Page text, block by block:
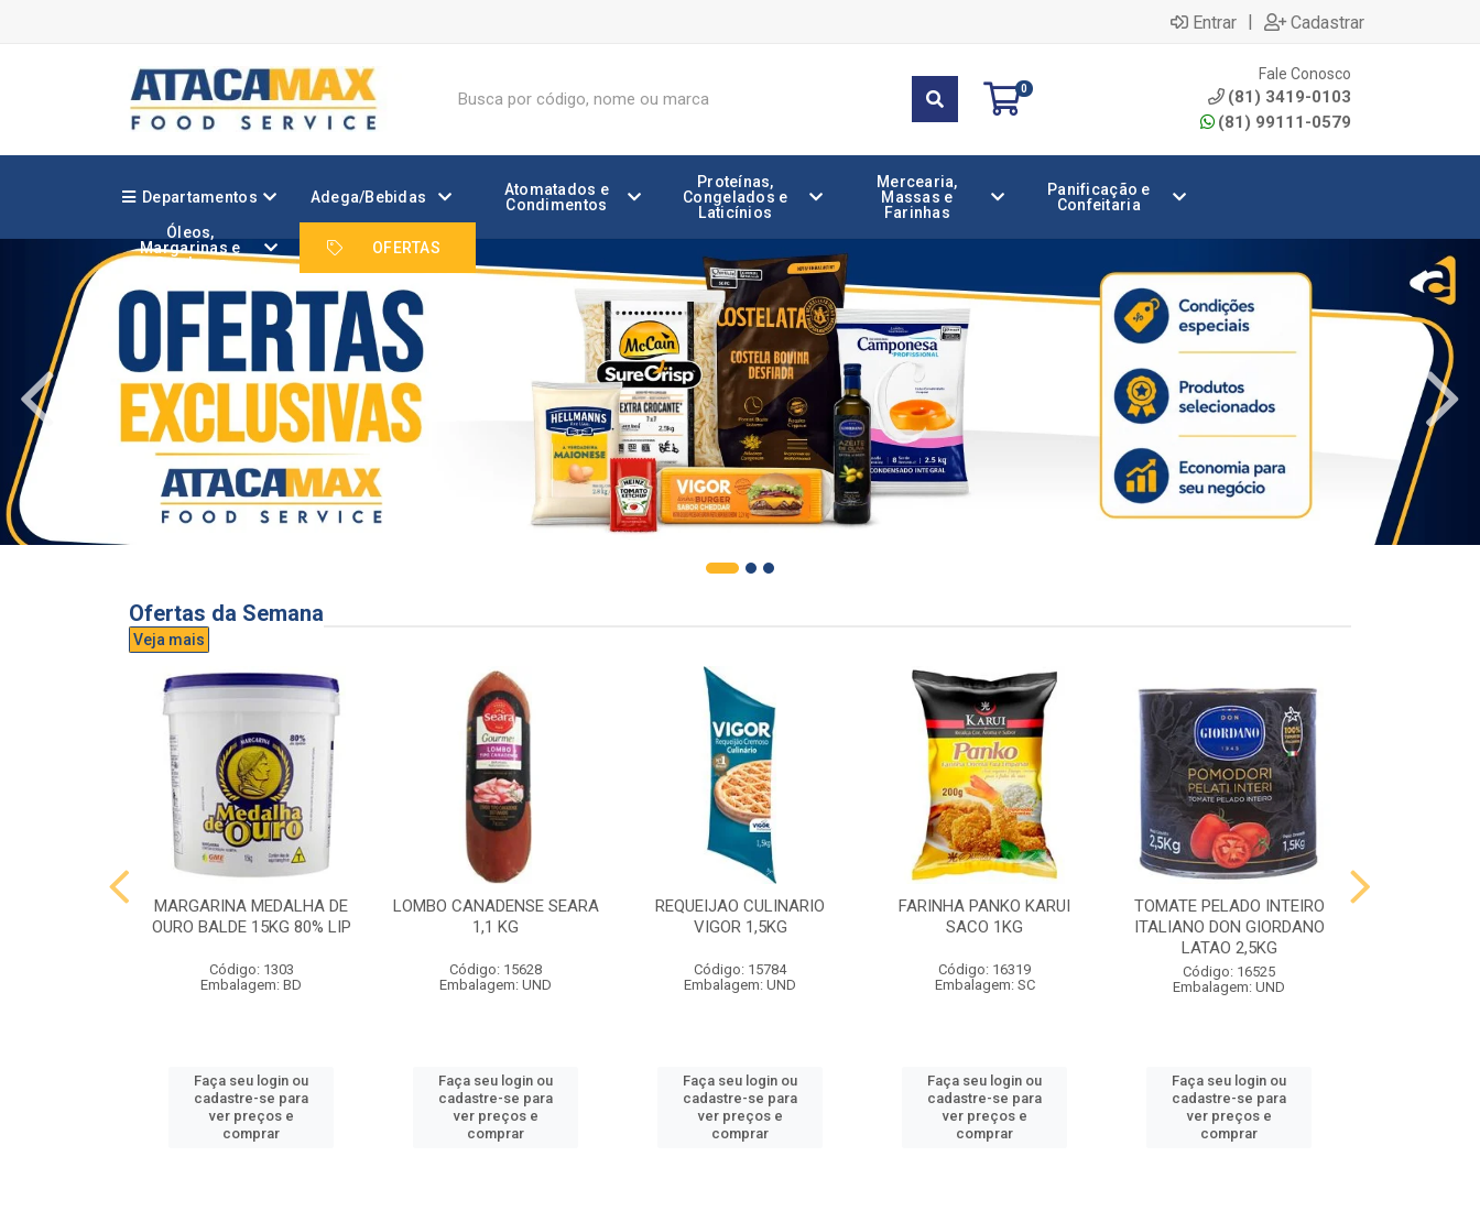
Entrar | Cadastrar
0
Fale Conosco
(81) 3419-0103
(81) 99111-0579
Departamentos Adega/Bebidas
Atomatados e
Condimentos
Proteínas,
Congelados e
Laticínios
Mercearia,
Massas e
Farinhas
Panificação e
Confeitaria
Óleos,
Margarinas e
Gorduras
OFERTAS
Ofertas da Semana
Veja mais
MARGARINA MEDALHA DE
OURO BALDE 15KG 80% LIP
Código: 1303
Embalagem: BD
Faça seu login ou
cadastre-se para
ver preços e
comprar
LOMBO CANADENSE SEARA
1,1 KG
Código: 15628
Embalagem: UND
Faça seu login ou
cadastre-se para
ver preços e
comprar
REQUEIJAO CULINARIO
VIGOR 1,5KG
Código: 15784
Embalagem: UND
Faça seu login ou
cadastre-se para
ver preços e
comprar
FARINHA PANKO KARUI
SACO 1KG
Código: 16319
Embalagem: SC
Faça seu login ou
cadastre-se para
ver preços e
comprar
TOMATE PELADO INTEIRO
ITALIANO DON GIORDANO
LATAO 2,5KG
Código: 16525
Embalagem: UND
Faça seu login ou
cadastre-se para
ver preços e
comprar